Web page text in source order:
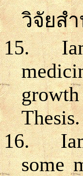
วิจัยส
15.
16.
some